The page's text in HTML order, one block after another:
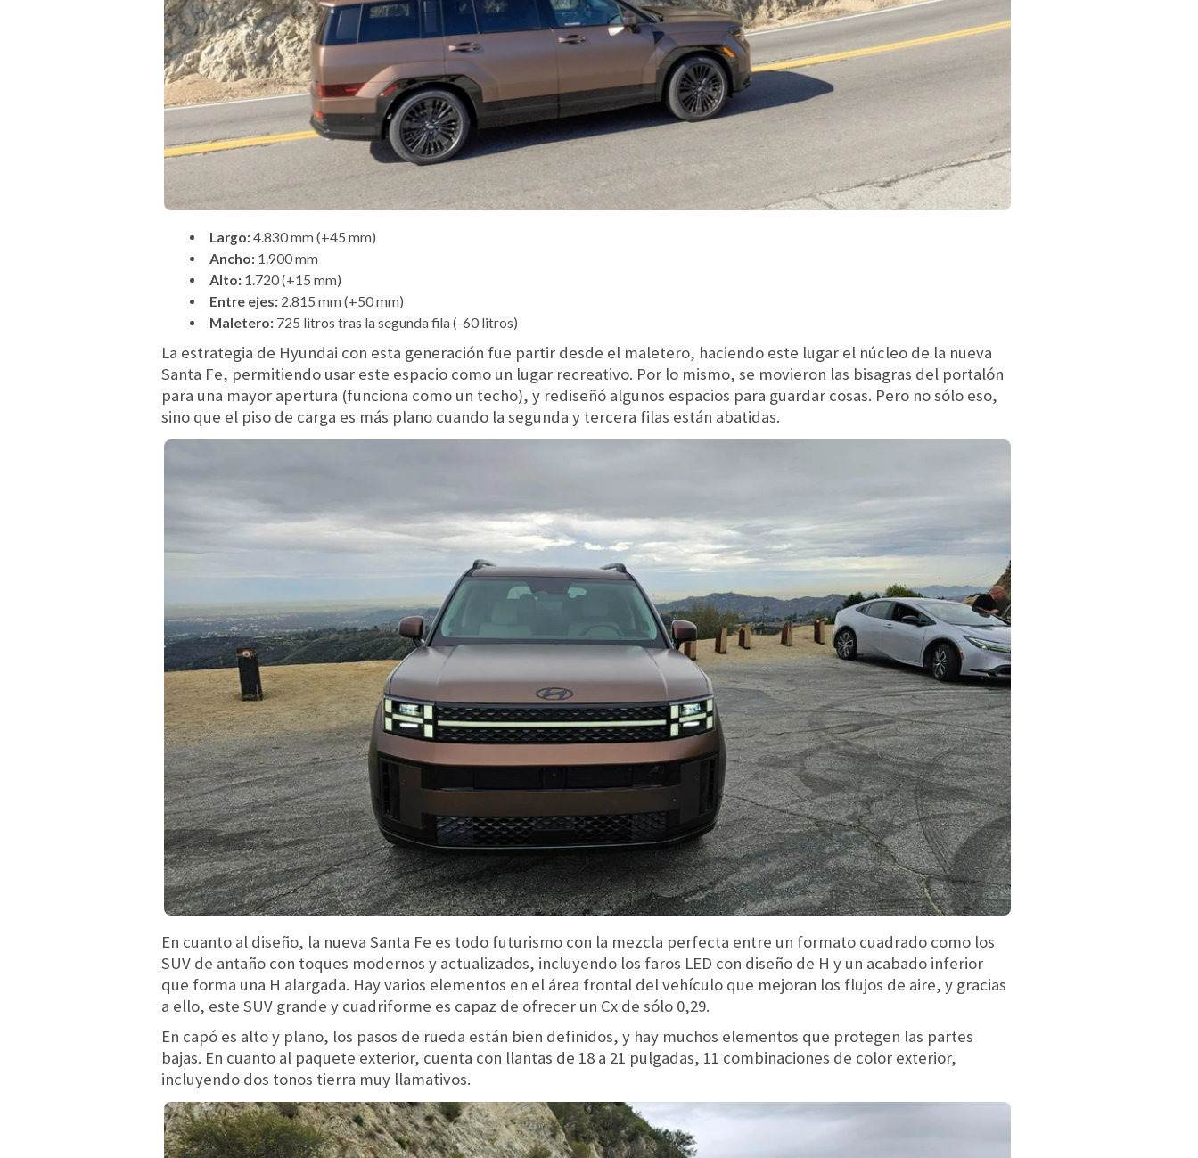
Largo:4.830 mm (+45 mm)
Ancho:1.900 mm
Alto: 1.720 (+15 mm)
Entre ejes: 2.815 mm (+50 mm)
Maletero:725 litros tras la segunda fila (-60 litros)
La estrategia de Hyundai con esta generación fue partir desde el maletero, haciendo este lugar el núcleo de la nueva
Santa Fe, permitiendo usar este espacio como un lugar recreativo. Por lo mismo, se movieron las bisagras del portalón
para una mayor apertura (funciona como un techo), y rediseñó algunos espacios para guardar cosas. Pero no sólo eso,
sino que el piso de carga es más plano cuando la segunda y tercera filas están abatidas.
En cuanto al diseño, la nueva Santa Fe es todo futurismo con la mezcla perfecta entre un formato cuadrado como los
SUV de antaño con toques modernos y actualizados, incluyendo los faros LED con diseño de H y un acabado inferior
que forma una H alargada. Hay varios elementos en el área frontal del vehículo que mejoran los flujos de aire, y gracias
a ello, este SUV grande y cuadriforme es capaz de ofrecer un Cx de sólo 0,29.
En capó es alto y plano, los pasos de rueda están bien definidos, y hay muchos elementos que protegen las partes
bajas. En cuanto al paquete exterior, cuenta con llantas de 18 a 21 pulgadas, 11 combinaciones de color exterior,
incluyendo dos tonos tierra muy llamativos.